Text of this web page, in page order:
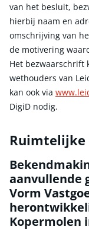
van het besluit,
hierbij naam en
omschrijving van
de motivering
Het bezwaarschrift
wethouders van
kan ook via
DigiD nodig.
Ruimtelijke
aanvullende
Vorm
Kopermolen